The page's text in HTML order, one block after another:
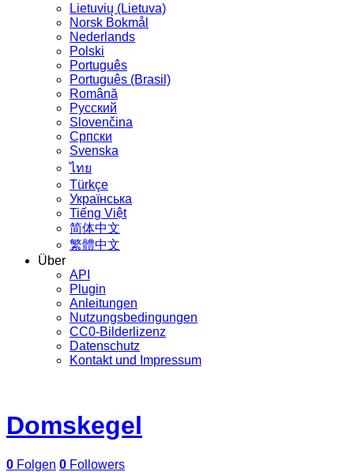
Lietuvių (Lietuva)
‪Norsk Bokmål‬
Nederlands
Polski
Português
Português (Brasil)
Română
Русский
Slovenčina
Српски
Svenska
ไทย
Türkçe
Українська
Tiếng Việt
简体中文
繁體中文
Über
API
Plugin
Anleitungen
Nutzungsbedingungen
CC0-Bilderlizenz
Datenschutz
Kontakt und Impressum
Domskegel
0 Folgen 0 Followers